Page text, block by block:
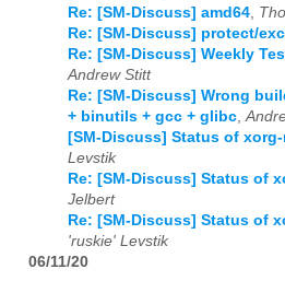
Re: [SM-Discuss] amd64
Re: [SM-Discuss] protect/
Re: [SM-Discuss] Weekly
Andrew Stitt
Re: [SM-Discuss] Wrong
+ binutils + gcc + glibc
[SM-Discuss] Status of
Levstik
Re: [SM-Discuss] Status of
Jelbert
Re: [SM-Discuss] Status of
'ruskie' Levstik
06/11/20